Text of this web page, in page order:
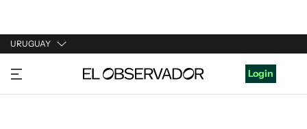
URUGUAY
URUGUAY
ARGENTINA
Login